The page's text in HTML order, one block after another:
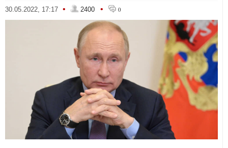
30.05.2022, 17:17 • 2400 • 0